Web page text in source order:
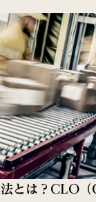
法とは？CLO